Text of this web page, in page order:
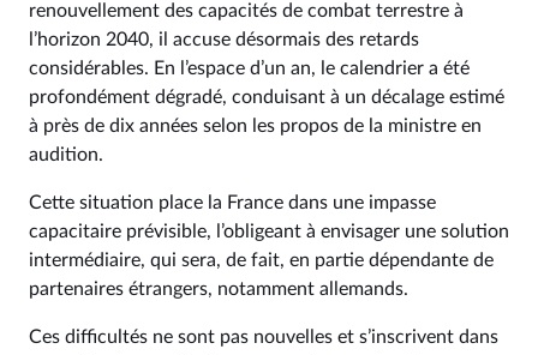
renouvellement des capacités de combat terrestre à
l’horizon 2040, il accuse désormais des retards
considérables. En l’espace d’un an, le calendrier a été
profondément dégradé, conduisant à un décalage estimé
à près de dix années selon les propos de la ministre en
audition.
Cette situation place la France dans une impasse
capacitaire prévisible, l’obligeant à envisager une solution
intermédiaire, qui sera, de fait, en partie dépendante de
partenaires étrangers, notamment allemands.
Ces difficultés ne sont pas nouvelles et s’inscrivent dans